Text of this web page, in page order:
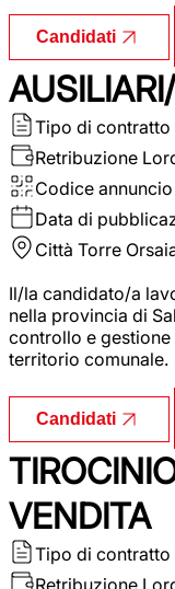
Candidati
Tipo di contratto
Retribuzione
Codice annuncio
Data di
Città Torre
Il/la candidato/a
nella provincia di
controllo e
territorio comunale.
Candidati
VENDITA
Tipo di contratto
Retribuzione